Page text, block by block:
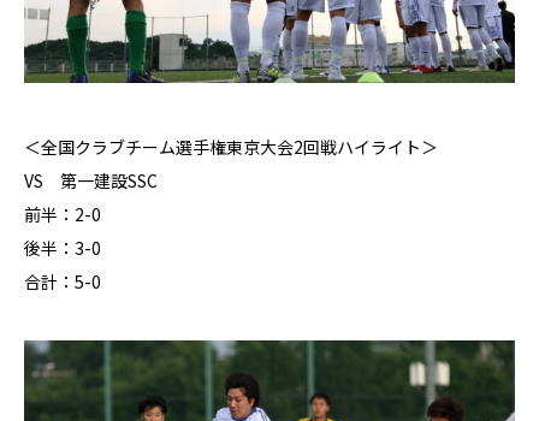
＜全国クラブチーム選手権東京大会2回戦ハイライト＞
VS 第一建設SSC
前半：2-0
後半：3-0
合計：5-0